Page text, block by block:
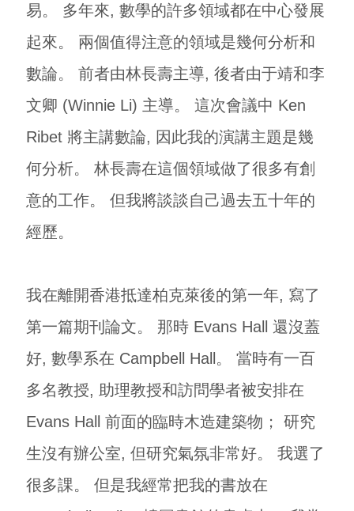
易。 多年來, 數學的許多領域都在中心發展
起來。 兩個值得注意的領域是幾何分析和
數論。 前者由林長壽主導, 後者由于靖和李
文卿 (Winnie Li) 主導。 這次會議中 Ken
Ribet 將主講數論, 因此我的演講主題是幾
何分析。 林長壽在這個領域做了很多有創
意的工作。 但我將談談自己過去五十年的
經歷。
我在離開香港抵達柏克萊後的第一年, 寫了
第一篇期刊論文。 那時 Evans Hall 還沒蓋
好, 數學系在 Campbell Hall。 當時有一百
多名教授, 助理教授和訪問學者被安排在
Evans Hall 前面的臨時木造建築物； 研究
生沒有辦公室, 但研究氣氛非常好。 我選了
很多課。 但是我經常把我的書放在